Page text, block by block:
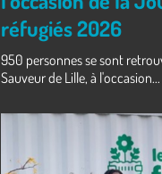
réfugiés 2026
950 personnes se sont
Sauveur de Lille, à l'occasion...